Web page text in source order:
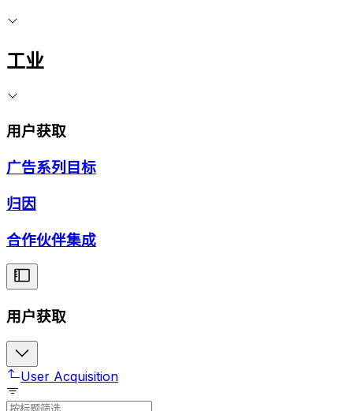
工业
用户获取
广告系列目标
归因
合作伙伴集成
用户获取
User Acquisition